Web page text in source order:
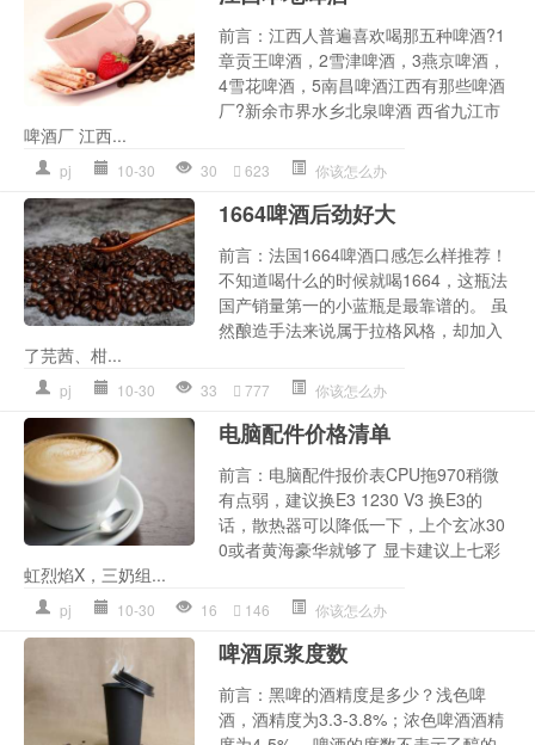
前言：江西人普遍喜欢喝那五种啤酒?1
章贡王啤酒，2雪津啤酒，3燕京啤酒，
4雪花啤酒，5南昌啤酒江西有那些啤酒
厂?新余市界水乡北泉啤酒 西省九江市
啤酒厂 江西...
pj 10-30 30 623 你该怎么办
1664啤酒后劲好大
前言：法国1664啤酒口感怎么样推荐！
不知道喝什么的时候就喝1664，这瓶法
国产销量第一的小蓝瓶是最靠谱的。 虽
然酿造手法来说属于拉格风格，却加入
了芫茜、柑...
pj 10-30 33 777 你该怎么办
电脑配件价格清单
前言：电脑配件报价表CPU拖970稍微
有点弱，建议换E3 1230 V3 换E3的
话，散热器可以降低一下，上个玄冰30
0或者黄海豪华就够了 显卡建议上七彩
虹烈焰X，三奶组...
pj 10-30 16 146 你该怎么办
啤酒原浆度数
前言：黑啤的酒精度是多少？浅色啤
酒，酒精度为3.3-3.8%；浓色啤酒酒精